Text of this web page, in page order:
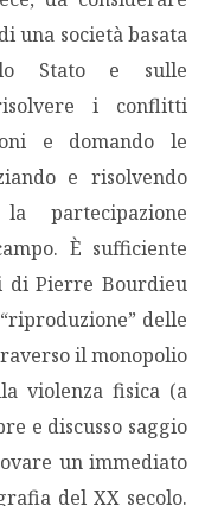
una società basata
Stato e sulle
i conflitti
e domando le
e risolvendo
partecipazione
È sufficiente
Pierre Bourdieu
delle
il monopolio
violenza fisica (a
e discusso saggio
un immediato
del XX secolo.